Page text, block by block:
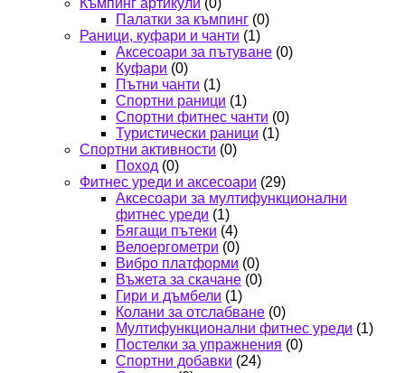
Къмпинг артикули (0)
Палатки за къмпинг (0)
Раници, куфари и чанти (1)
Аксесоари за пътуване (0)
Куфари (0)
Пътни чанти (1)
Спортни раници (1)
Спортни фитнес чанти (0)
Туристически раници (1)
Спортни активности (0)
Поход (0)
Фитнес уреди и аксесоари (29)
Аксесоари за мултифункционални
фитнес уреди (1)
Бягащи пътеки (4)
Велоергометри (0)
Вибро платформи (0)
Въжета за скачане (0)
Гири и дъмбели (1)
Колани за отслабване (0)
Мултифункционални фитнес уреди (1)
Постелки за упражнения (0)
Спортни добавки (24)